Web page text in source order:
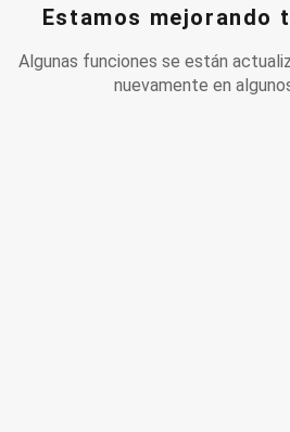
Estamos mejorando
Algunas funciones se están
nuevamente en